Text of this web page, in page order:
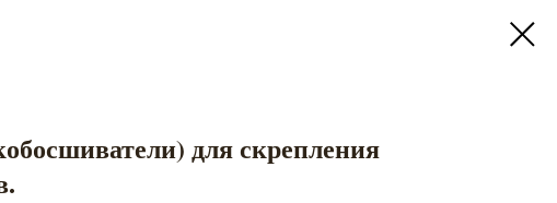
для скрепления